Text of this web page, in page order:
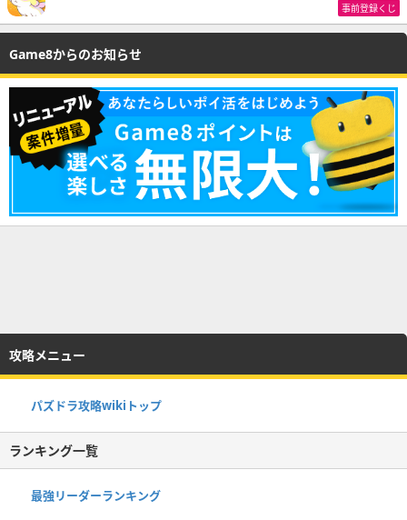
事前登録くじ
Game8からのお知らせ
攻略メニュー
パズドラ攻略wikiトップ
ランキング一覧
最強リーダーランキング